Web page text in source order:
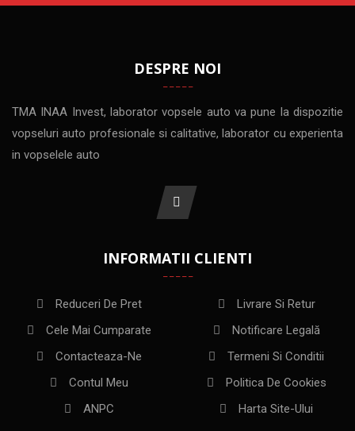
DESPRE NOI
TMA INAA Invest, laborator vopsele auto va pune la dispozitie
vopseluri auto profesionale si calitative, laborator cu experienta
in vopselele auto
INFORMATII CLIENTI
Reduceri De Pret
Cele Mai Cumparate
Contacteaza-Ne
Contul Meu
ANPC
Livrare Si Retur
Notificare Legală
Termeni Si Conditii
Politica De Cookies
Harta Site-Ului